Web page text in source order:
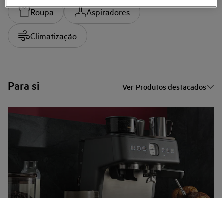
Roupa Aspiradores
Climatização
Para si Ver Produtos destacados